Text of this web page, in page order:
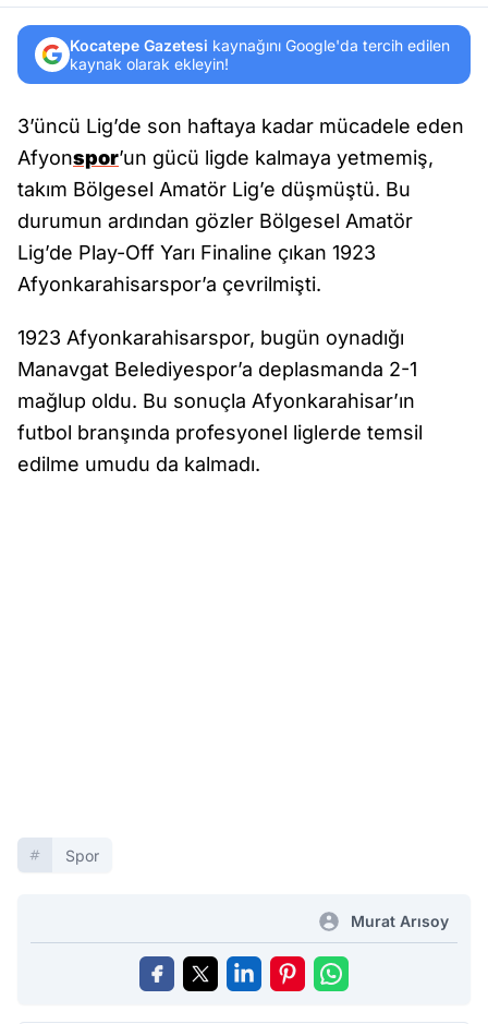
Kocatepe Gazetesi kaynağını Google'da tercih edilen
kaynak olarak ekleyin!
3’üncü Lig’de son haftaya kadar mücadele eden
Afyonspor’un gücü ligde kalmaya yetmemiş,
takım Bölgesel Amatör Lig’e düşmüştü. Bu
durumun ardından gözler Bölgesel Amatör
Lig’de Play-Off Yarı Finaline çıkan 1923
Afyonkarahisarspor’a çevrilmişti.
1923 Afyonkarahisarspor, bugün oynadığı
Manavgat Belediyespor’a deplasmanda 2-1
mağlup oldu. Bu sonuçla Afyonkarahisar’ın
futbol branşında profesyonel liglerde temsil
edilme umudu da kalmadı.
Spor
Murat Arısoy